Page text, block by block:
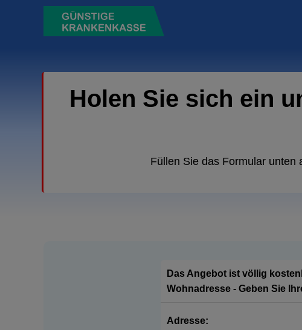
Holen Sie sich ein
Füllen Sie das Formular unten
Das Angebot ist völlig
Wohnadresse - Geben Sie
Adresse: